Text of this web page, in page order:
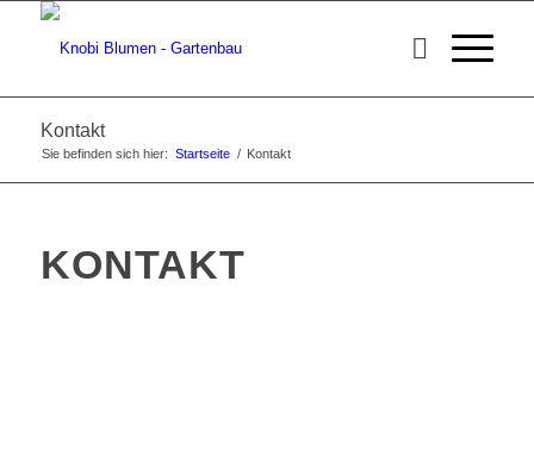
Kontakt
Sie befinden sich hier: Startseite / Kontakt
KONTAKT